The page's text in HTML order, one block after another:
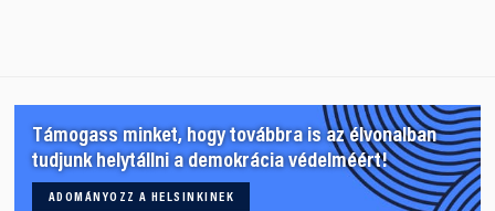
Támogass minket, hogy továbbra is az élvonalban
tudjunk helytállni a demokrácia védelméért!
ADOMÁNYOZZ A HELSINKINEK